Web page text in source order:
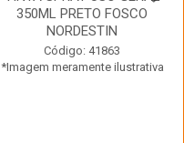
350ML PRETO FOSCO
NORDESTIN
Código: 41863
*Imagem meramente ilustrativa